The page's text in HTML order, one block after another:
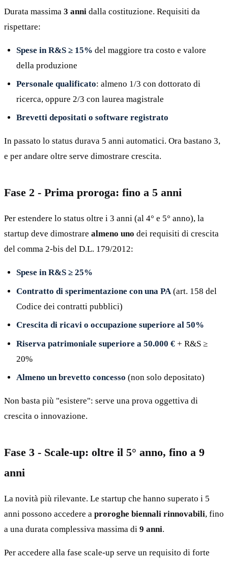
Durata massima 3 anni dalla costituzione. Requisiti da
rispettare:
Spese in R&S ≥ 15% del maggiore tra costo e valore
della produzione
Personale qualificato: almeno 1/3 con dottorato di
ricerca, oppure 2/3 con laurea magistrale
Brevetti depositati o software registrato
In passato lo status durava 5 anni automatici. Ora bastano 3,
e per andare oltre serve dimostrare crescita.
Fase 2 - Prima proroga: fino a 5 anni
Per estendere lo status oltre i 3 anni (al 4° e 5° anno), la
startup deve dimostrare almeno uno dei requisiti di crescita
del comma 2-bis del D.L. 179/2012:
Spese in R&S ≥ 25%
Contratto di sperimentazione con una PA (art. 158 del
Codice dei contratti pubblici)
Crescita di ricavi o occupazione superiore al 50%
Riserva patrimoniale superiore a 50.000 € + R&S ≥
20%
Almeno un brevetto concesso (non solo depositato)
Non basta più "esistere": serve una prova oggettiva di
crescita o innovazione.
Fase 3 - Scale-up: oltre il 5° anno, fino a 9
anni
La novità più rilevante. Le startup che hanno superato i 5
anni possono accedere a proroghe biennali rinnovabili, fino
a una durata complessiva massima di 9 anni.
Per accedere alla fase scale-up serve un requisito di forte